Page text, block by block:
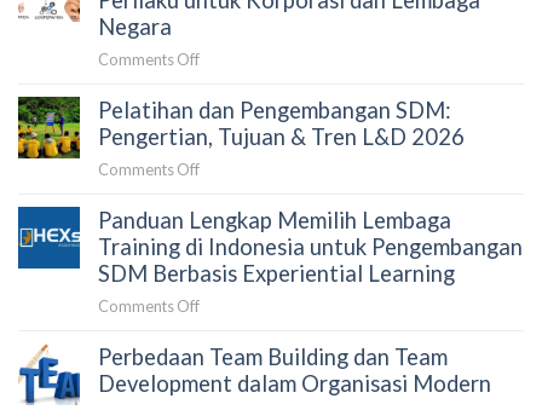
Procurement
dan
Anggaran
Program
Team
Building
Negara
Comments Offon
Building
Bukan
Outing:
untuk
Korporasi
dan
Lembaga
Pelatihan dan Pengembangan SDM:
Pengertian, Tujuan & Tren L&D 2026
Comments Offon
dan
Pengembangan
SDM:
Pengertian,
Tren
L&D
Panduan Lengkap Memilih Lembaga
Training di Indonesia untuk Pengembangan
SDM Berbasis Experiential Learning
Comments Offon
Lengkap
Memilih
Perbedaan Team Building dan Team
Development dalam Organisasi Modern